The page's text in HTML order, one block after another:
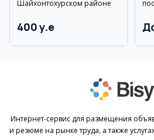
Шайхонтохурском районе
400 y.e
Интернет-сервис для размещения
и резюме на рынке труда, а также